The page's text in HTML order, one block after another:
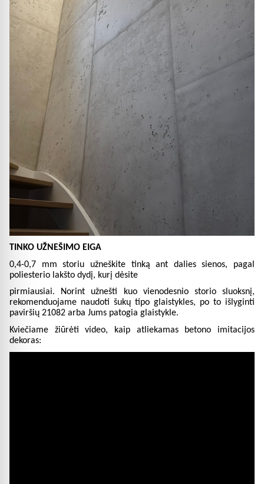
TINKO UŽNEŠIMO EIGA
0,4-0,7 mm storiu užneškite tinką ant dalies sienos, pagal
poliesterio lakšto dydį, kurį dėsite
pirmiausiai. Norint užnešti kuo vienodesnio storio sluoksnį,
rekomenduojame naudoti šukų tipo glaistykles, po to išlyginti
paviršių 21082 arba Jums patogia glaistykle.
Kviečiame žiūrėti video, kaip atliekamas betono imitacijos
dekoras: